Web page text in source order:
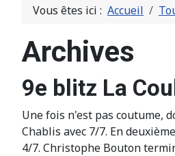
Vous êtes ici : Accueil
Archives
9e blitz La
Une fois n'est pas coutume,
Chablis avec 7/7. En
4/7. Christophe Bouton